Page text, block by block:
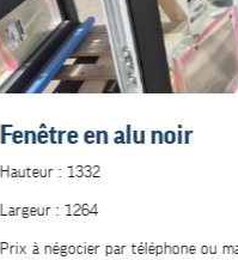
Fenêtre en alu noir
Hauteur : 1332
Largeur : 1264
Prix à négocier par téléphone ou